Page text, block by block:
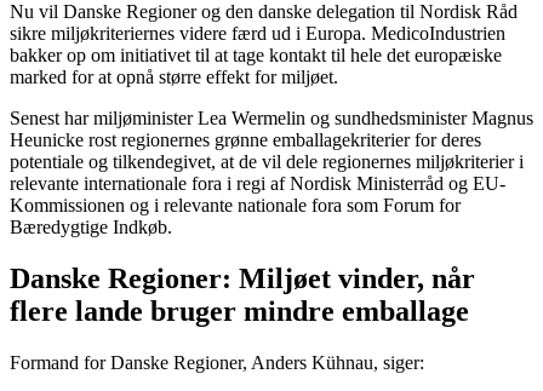
Nu vil Danske Regioner og den danske delegation til Nordisk Råd
sikre miljøkriteriernes videre færd ud i Europa. MedicoIndustrien
bakker op om initiativet til at tage kontakt til hele det europæiske
marked for at opnå større effekt for miljøet.
Senest har miljøminister Lea Wermelin og sundhedsminister Magnus
Heunicke rost regionernes grønne emballagekriterier for deres
potentiale og tilkendegivet, at de vil dele regionernes miljøkriterier i
relevante internationale fora i regi af Nordisk Ministerråd og EU-
Kommissionen og i relevante nationale fora som Forum for
Bæredygtige Indkøb.
Danske Regioner: Miljøet vinder, når
flere lande bruger mindre emballage
Formand for Danske Regioner, Anders Kühnau, siger: